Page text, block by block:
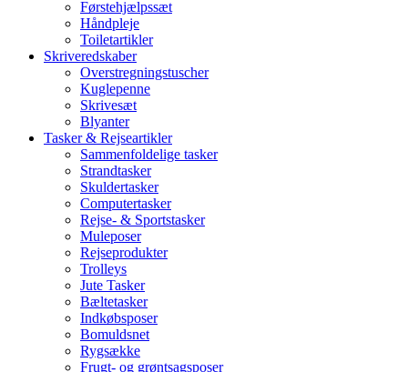
Førstehjælpssæt
Håndpleje
Toiletartikler
Skriveredskaber
Overstregningstuscher
Kuglepenne
Skrivesæt
Blyanter
Tasker & Rejseartikler
Sammenfoldelige tasker
Strandtasker
Skuldertasker
Computertasker
Rejse- & Sportstasker
Muleposer
Rejseprodukter
Trolleys
Jute Tasker
Bæltetasker
Indkøbsposer
Bomuldsnet
Rygsække
Frugt- og grøntsagsposer